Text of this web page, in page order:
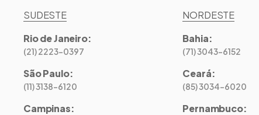
SUDESTE
Rio de Janeiro:
(21) 2223-0397
São Paulo:
(11) 3138-6120
Campinas:
NORDESTE
Bahia:
(71) 3043-6152
Ceará:
(85) 3034-6020
Pernambuco: